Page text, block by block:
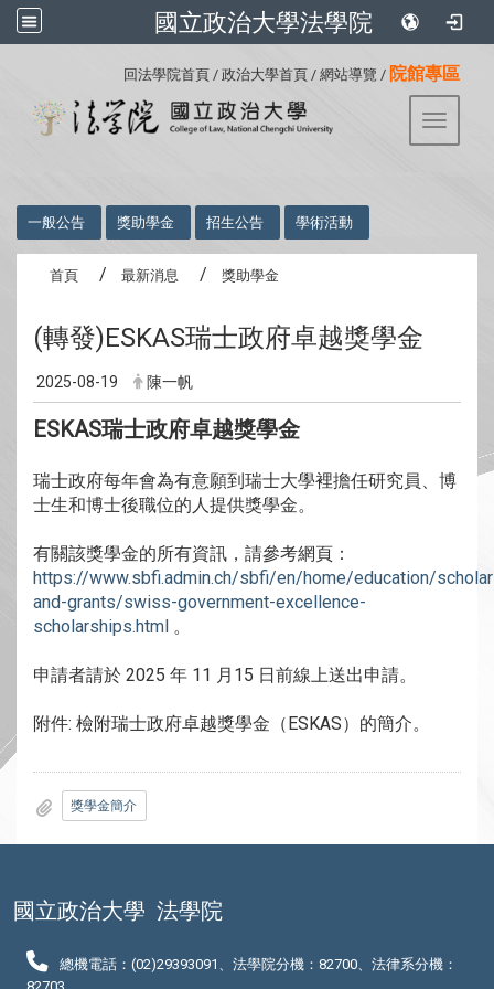
國立政治大學法學院
回法學院首頁 / 政治大學首頁 / 網站導覽 / 院館專區
Toggle
一般公告 獎助學金 招生公告 學術活動
首頁 最新消息 獎助學金
(轉發)ESKAS瑞士政府卓越獎學金
2025-08-19 陳一帆
ESKAS瑞士政府卓越獎學金
瑞士政府每年會為有意願到瑞士大學裡擔任研究員、博
士生和博士後職位的人提供獎學金。
有關該獎學金的所有資訊，請參考網頁：
https://www.sbfi.admin.ch/sbfi/en/home/education/
and-grants/swiss-government-excellence-
scholarships.html 。
申請者請於 2025 年 11 月15 日前線上送出申請。
附件: 檢附瑞士政府卓越獎學金（ESKAS）的簡介。
獎學金簡介
國立政治大學 法學院
總機電話：(02)29393091、法學院分機：82700、法律系分機：